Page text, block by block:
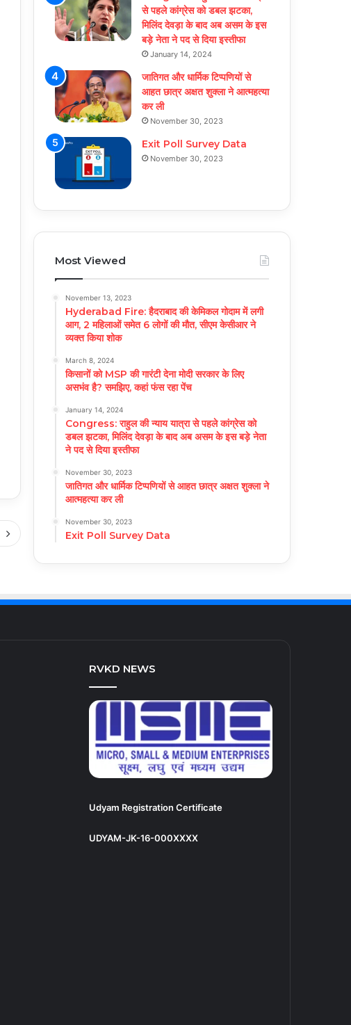
से पहले कांग्रेस को डबल झटका,
मिलिंद देवड़ा के बाद अब असम के इस
बड़े नेता ने पद से दिया इस्तीफा
January 14, 2024
जातिगत और धार्मिक टिप्पणियों से
आहत छात्र अक्षत शुक्ला ने आत्महत्या
कर ली
November 30, 2023
Exit Poll Survey Data
November 30, 2023
Most Viewed
November 13, 2023
Hyderabad Fire: हैदराबाद की केमिकल गोदाम में लगी
आग, 2 महिलाओं समेत 6 लोगों की मौत, सीएम केसीआर ने
व्यक्त किया शोक
March 8, 2024
किसानों को MSP की गारंटी देना मोदी सरकार के लिए
असभंव है? समझिए, कहां फंस रहा पेंच
January 14, 2024
Congress: राहुल की न्याय यात्रा से पहले कांग्रेस को
डबल झटका, मिलिंद देवड़ा के बाद अब असम के इस बड़े नेता
ने पद से दिया इस्तीफा
November 30, 2023
जातिगत और धार्मिक टिप्पणियों से आहत छात्र अक्षत शुक्ला ने
आत्महत्या कर ली
November 30, 2023
Exit Poll Survey Data
RVKD NEWS
Udyam Registration Certificate
UDYAM-JK-16-000XXXX